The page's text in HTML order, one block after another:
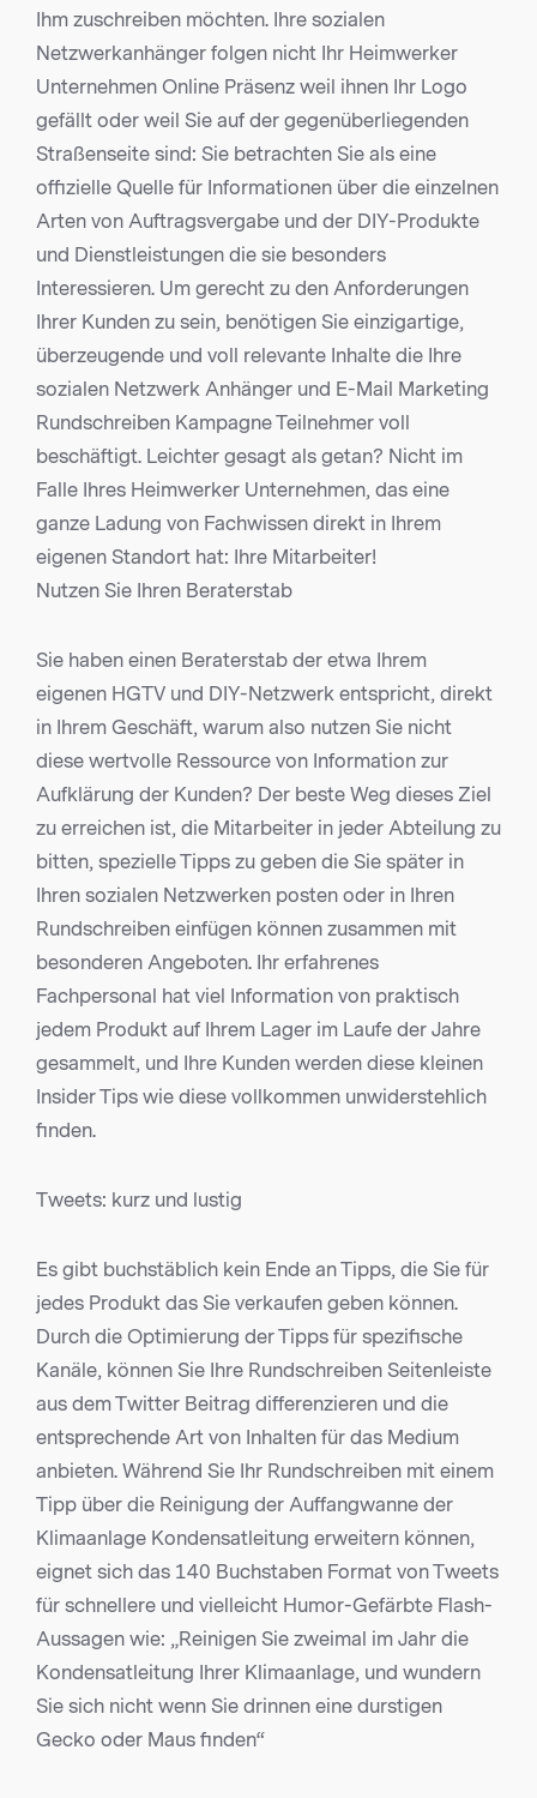
Ihm zuschreiben möchten. Ihre sozialen
Netzwerkanhänger folgen nicht Ihr Heimwerker
Unternehmen Online Präsenz weil ihnen Ihr Logo
gefällt oder weil Sie auf der gegenüberliegenden
Straßenseite sind: Sie betrachten Sie als eine
offizielle Quelle für Informationen über die einzelnen
Arten von Auftragsvergabe und der DIY-Produkte
und Dienstleistungen die sie besonders
Interessieren. Um gerecht zu den Anforderungen
Ihrer Kunden zu sein, benötigen Sie einzigartige,
überzeugende und voll relevante Inhalte die Ihre
sozialen Netzwerk Anhänger und E-Mail Marketing
Rundschreiben Kampagne Teilnehmer voll
beschäftigt. Leichter gesagt als getan? Nicht im
Falle Ihres Heimwerker Unternehmen, das eine
ganze Ladung von Fachwissen direkt in Ihrem
eigenen Standort hat: Ihre Mitarbeiter!
Nutzen Sie Ihren Beraterstab
Sie haben einen Beraterstab der etwa Ihrem
eigenen HGTV und DIY-Netzwerk entspricht, direkt
in Ihrem Geschäft, warum also nutzen Sie nicht
diese wertvolle Ressource von Information zur
Aufklärung der Kunden? Der beste Weg dieses Ziel
zu erreichen ist, die Mitarbeiter in jeder Abteilung zu
bitten, spezielle Tipps zu geben die Sie später in
Ihren sozialen Netzwerken posten oder in Ihren
Rundschreiben einfügen können zusammen mit
besonderen Angeboten. Ihr erfahrenes
Fachpersonal hat viel Information von praktisch
jedem Produkt auf Ihrem Lager im Laufe der Jahre
gesammelt, und Ihre Kunden werden diese kleinen
Insider Tips wie diese vollkommen unwiderstehlich
finden.
Tweets: kurz und lustig
Es gibt buchstäblich kein Ende an Tipps, die Sie für
jedes Produkt das Sie verkaufen geben können.
Durch die Optimierung der Tipps für spezifische
Kanäle, können Sie Ihre Rundschreiben Seitenleiste
aus dem Twitter Beitrag differenzieren und die
entsprechende Art von Inhalten für das Medium
anbieten. Während Sie Ihr Rundschreiben mit einem
Tipp über die Reinigung der Auffangwanne der
Klimaanlage Kondensatleitung erweitern können,
eignet sich das 140 Buchstaben Format von Tweets
für schnellere und vielleicht Humor-Gefärbte Flash-
Aussagen wie: „Reinigen Sie zweimal im Jahr die
Kondensatleitung Ihrer Klimaanlage, und wundern
Sie sich nicht wenn Sie drinnen eine durstigen
Gecko oder Maus finden“